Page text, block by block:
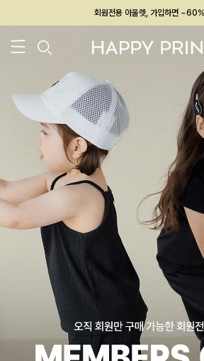
회원전용 아울렛, 가입하면
멤버십 최대 28,000원 혜택
26SS 신상 BEST BABY[6~12M]